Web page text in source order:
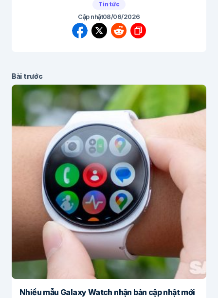
Tin tức
Cập nhật08/06/2026
Bài trước
Nhiều mẫu Galaxy Watch nhận bản cập nhật mới